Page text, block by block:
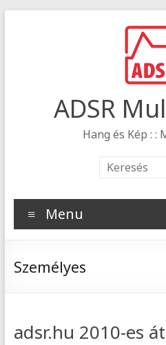
ADSR
Hang és Kép : :
Menu
Személyes
adsr.hu 2010-es